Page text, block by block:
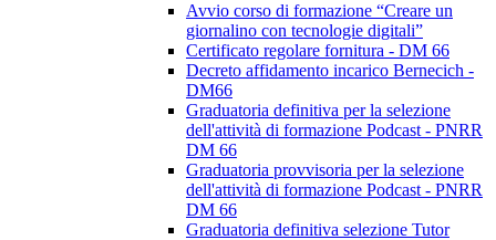
Avvio corso di formazione “Creare un
giornalino con tecnologie digitali”
Certificato regolare fornitura - DM 66
Decreto affidamento incarico Bernecich -
DM66
Graduatoria definitiva per la selezione
dell'attività di formazione Podcast - PNRR
DM 66
Graduatoria provvisoria per la selezione
dell'attività di formazione Podcast - PNRR
DM 66
Graduatoria definitiva selezione Tutor